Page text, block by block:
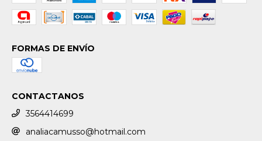
FORMAS DE ENVÍO
CONTACTANOS
3564414699
analiacamusso@hotmail.com